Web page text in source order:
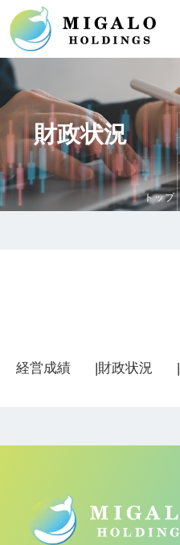
財政状況
トップ
経営成績 財政状況